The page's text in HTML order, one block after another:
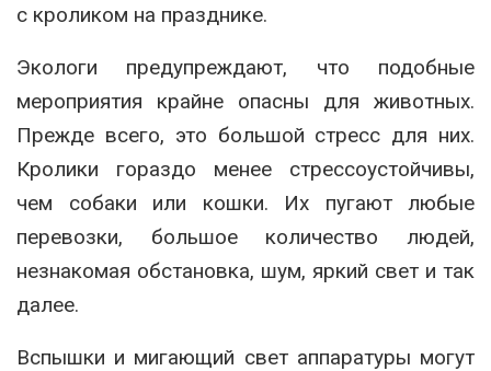
с кроликом на празднике.
Экологи предупреждают, что подобные
мероприятия крайне опасны для животных.
Прежде всего, это большой стресс для них.
Кролики гораздо менее стрессоустойчивы,
чем собаки или кошки. Их пугают любые
перевозки, большое количество людей,
незнакомая обстановка, шум, яркий свет и так
далее.
Вспышки и мигающий свет аппаратуры могут